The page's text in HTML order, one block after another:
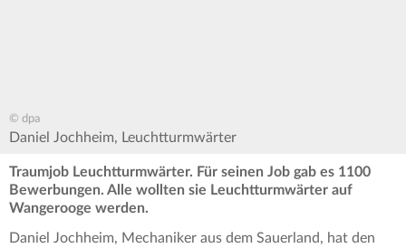
© dpa
Daniel Jochheim, Leuchtturmwärter
Traumjob Leuchtturmwärter. Für seinen Job gab es 1100
Bewerbungen. Alle wollten sie Leuchtturmwärter auf
Wangerooge werden.
Daniel Jochheim, Mechaniker aus dem Sauerland, hat den